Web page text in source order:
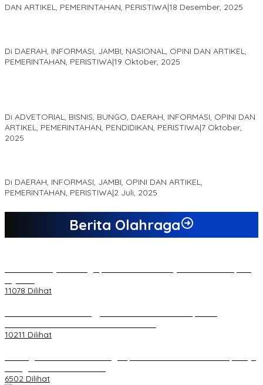
DAN ARTIKEL, PEMERINTAHAN, PERISTIWA|18 Desember, 2025
Di DAERAH, INFORMASI, JAMBI, NASIONAL, OPINI DAN ARTIKEL,
PEMERINTAHAN, PERISTIWA|19 Oktober, 2025
Di ADVETORIAL, BISNIS, BUNGO, DAERAH, INFORMASI, OPINI DAN
ARTIKEL, PEMERINTAHAN, PENDIDIKAN, PERISTIWA|7 Oktober,
2025
Di DAERAH, INFORMASI, JAMBI, OPINI DAN ARTIKEL,
PEMERINTAHAN, PERISTIWA|2 Juli, 2025
Berita Olahraga
11078 Dilihat
10211 Dilihat
6502 Dilihat